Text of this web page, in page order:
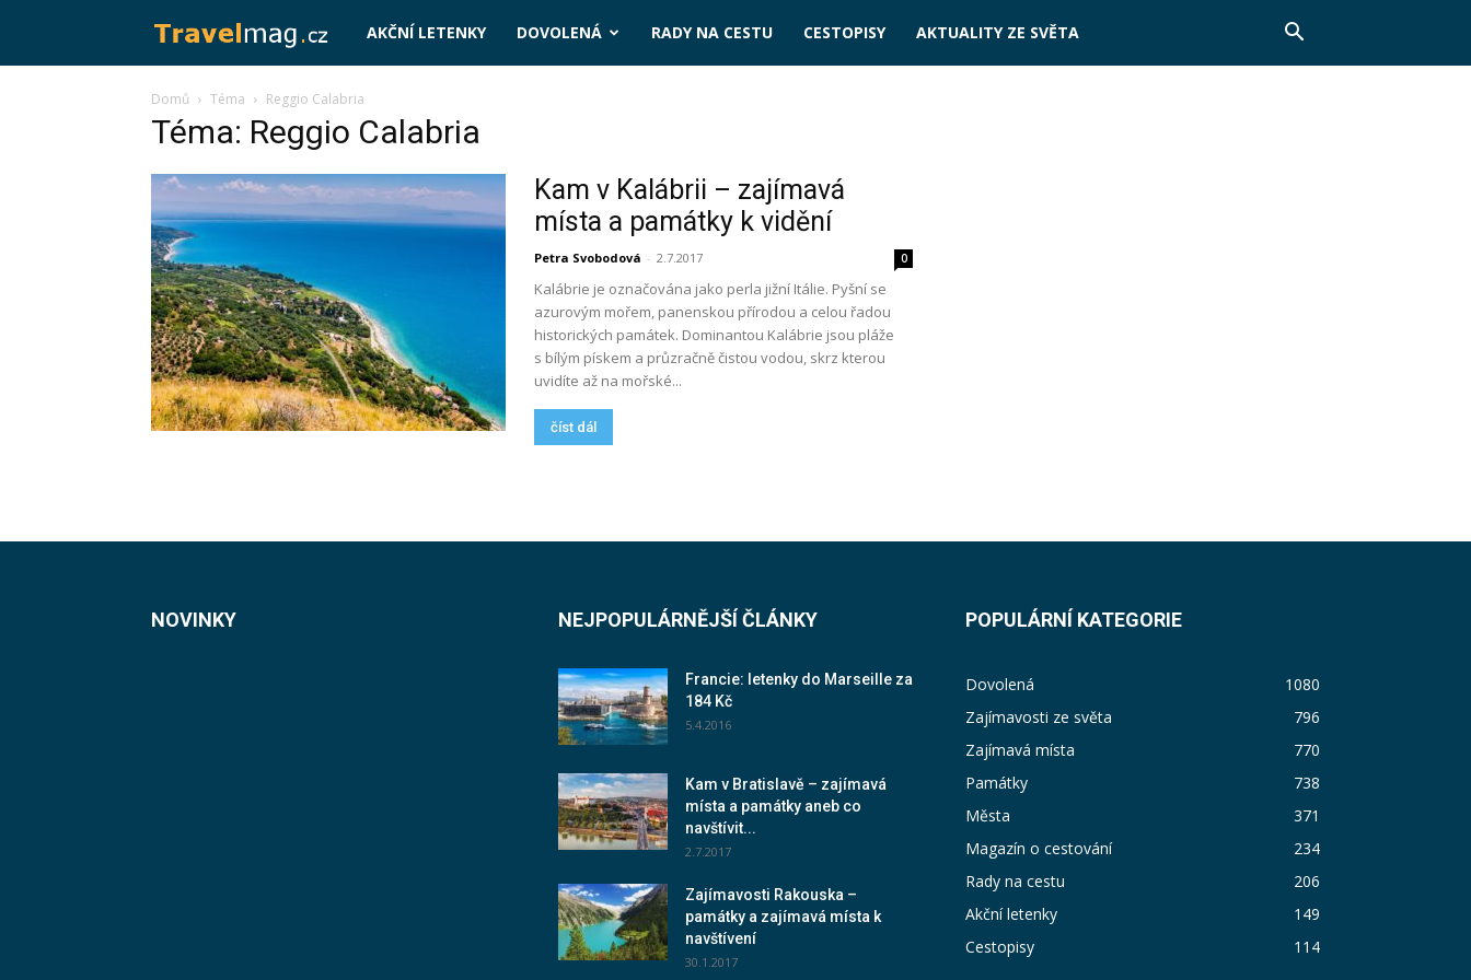
Travelmag.cz
AKČNÍ LETENKY DOVOLENÁ RADY NA CESTU CESTOPISY AKTUALITY ZE SVĚTA
Domů Téma Reggio Calabria
Téma: Reggio Calabria
Kam v Kalábrii – zajímavá
místa a památky k vidění
Petra Svobodová - 2.7.2017 0
Kalábrie je označována jako perla jižní Itálie. Pyšní se
azurovým mořem, panenskou přírodou a celou řadou
historických památek. Dominantou Kalábrie jsou pláže
s bílým pískem a průzračně čistou vodou, skrz kterou
uvidíte až na mořské...
číst dál
NOVINKY NEJPOPULÁRNĚJŠÍ ČLÁNKY
Francie: letenky do Marseille za
184 Kč
5.4.2016
Kam v Bratislavě – zajímavá
místa a památky aneb co
navštívit...
2.7.2017
Zajímavosti Rakouska –
památky a zajímavá místa k
navštívení
30.1.2017
POPULÁRNÍ KATEGORIE
Dovolená
1080
Zajímavosti ze světa
796
Zajímavá místa
770
Památky
738
Města
371
Magazín o cestování
234
Rady na cestu
206
Akční letenky
149
Cestopisy
114